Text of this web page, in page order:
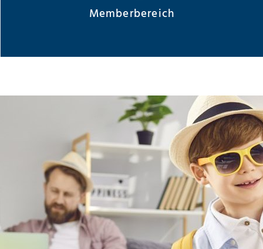
Memberbereich